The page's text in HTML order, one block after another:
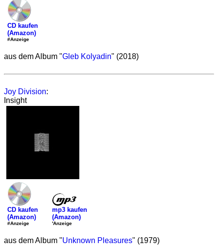
CD kaufen
(Amazon)
#Anzeige
aus dem Album "Gleb Kolyadin" (2018)
Joy Division:
Insight
CD kaufen
(Amazon)
#Anzeige
mp3 kaufen
(Amazon)
'Anzeige
aus dem Album "Unknown Pleasures" (1979)